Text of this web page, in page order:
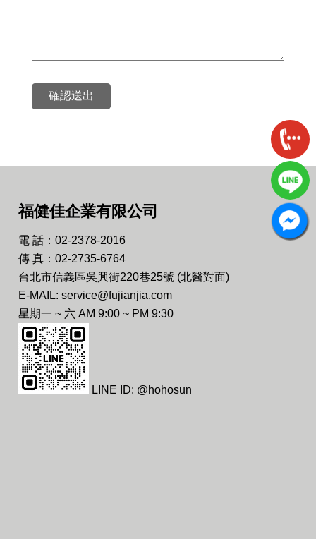
確認送出
福健佳企業有限公司
電 話：02-2378-2016
傳 真：02-2735-6764
台北市信義區吳興街220巷25號 (北醫對面)
E-MAIL: service@fujianjia.com
星期一 ~ 六 AM 9:00 ~ PM 9:30
LINE ID: @hohosun